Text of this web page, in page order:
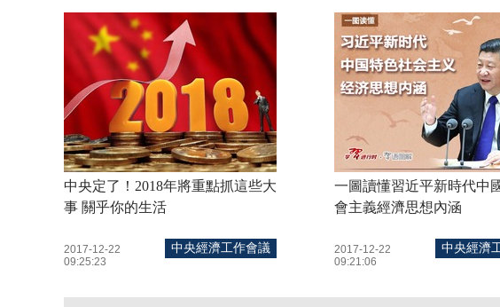
中央定了！2018年將重點抓這些大
事 關乎你的生活
中央經濟工作會議
2017-12-22
09:25:23
一圖讀懂習近平新時代中
會主義經濟思想內涵
中央經濟
2017-12-22
09:21:06